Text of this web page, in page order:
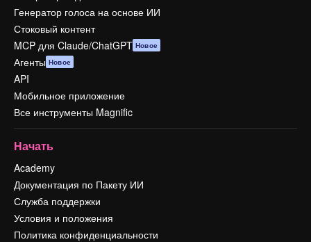
Генератор голоса на основе ИИ
Стоковый контент
MCP для Claude/ChatGPT Новое
Агенты Новое
API
Мобильное приложение
Все инструменты Magnific
Начать
Academy
Документация по Пакету ИИ
Служба поддержки
Условия и положения
Политика конфиденциальности